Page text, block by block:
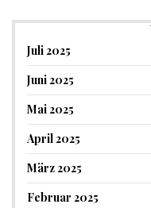
Juli 2025
Juni 2025
Mai 2025
April 2025
März 2025
Februar 2025